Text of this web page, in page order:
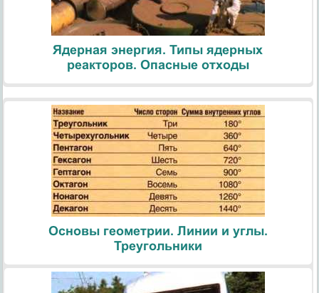
Ядерная энергия. Типы ядерных
реакторов. Опасные отходы
Основы геометрии. Линии и углы.
Треугольники